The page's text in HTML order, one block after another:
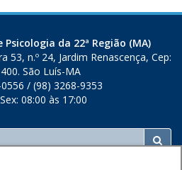
da 22ª Região (MA)
53, n.º 24, Jardim Renascença, Cep:
São Luís-MA
/ (98) 3268-9353
08:00 às 17:00